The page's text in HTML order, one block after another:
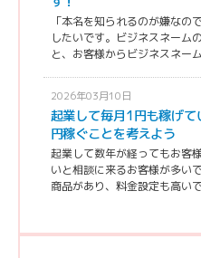
「本名を知られるのが嫌なの
したいです。ビジネスネーム
と、お客様からビジネスネー
2026年03月10日
起業して毎月1円も稼げ
円稼ぐことを考えよう
起業して数年が経ってもお客
いと相談に来るお客様が多い
商品があり、料金設定も高い